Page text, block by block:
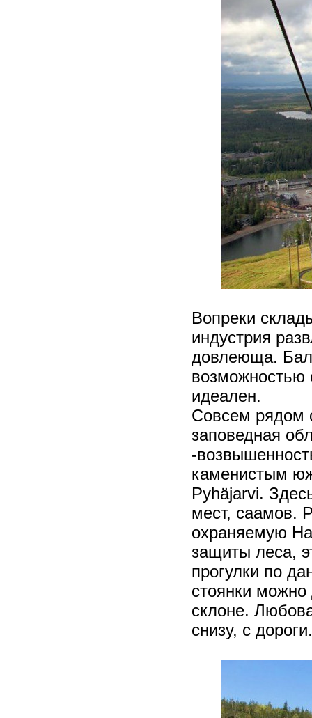
Вопреки
индустрия
довлеюща.
возможностью
идеален.
Совсем рядом
заповедная
-
каменистым
Pyhäjarvi.
мест, саамов.
охраняемую
защиты леса,
прогулки по
стоянки
склоне.
снизу, с дороги.